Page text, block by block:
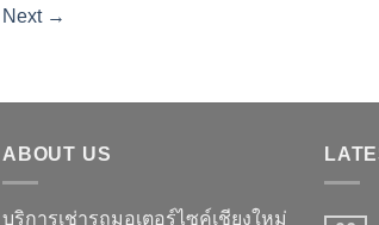
Next →
ABOUT US
บริการเช่ารถมอเตอร์ไซค์เชียงใหม่